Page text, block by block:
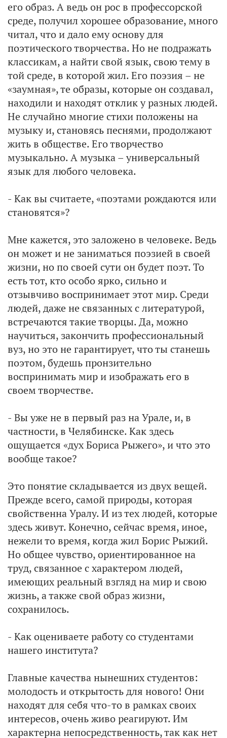
его образ. А ведь он рос в профессорской
среде, получил хорошее образование, много
читал, что и дало ему основу для
поэтического творчества. Но не подражать
классикам, а найти свой язык, свою тему в
той среде, в которой жил. Его поэзия – не
«заумная», те образы, которые он создавал,
находили и находят отклик у разных людей.
Не случайно многие стихи положены на
музыку и, становясь песнями, продолжают
жить в обществе. Его творчество
музыкально. А музыка – универсальный
язык для любого человека.
- Как вы считаете, «поэтами рождаются или
становятся»?
Мне кажется, это заложено в человеке. Ведь
он может и не заниматься поэзией в своей
жизни, но по своей сути он будет поэт. То
есть тот, кто особо ярко, сильно и
отзывчиво воспринимает этот мир. Среди
людей, даже не связанных с литературой,
встречаются такие творцы. Да, можно
научиться, закончить профессиональный
вуз, но это не гарантирует, что ты станешь
поэтом, будешь пронзительно
воспринимать мир и изображать его в
своем творчестве.
- Вы уже не в первый раз на Урале, и, в
частности, в Челябинске. Как здесь
ощущается «дух Бориса Рыжего», и что это
вообще такое?
Это понятие складывается из двух вещей.
Прежде всего, самой природы, которая
свойственна Уралу. И из тех людей, которые
здесь живут. Конечно, сейчас время, иное,
нежели то время, когда жил Борис Рыжий.
Но общее чувство, ориентированное на
труд, связанное с характером людей,
имеющих реальный взгляд на мир и свою
жизнь, а также свой образ жизни,
сохранилось.
- Как оцениваете работу со студентами
нашего института?
Главные качества нынешних студентов:
молодость и открытость для нового! Они
находят для себя что-то в рамках своих
интересов, очень живо реагируют. Им
характерна непосредственность, так как нет